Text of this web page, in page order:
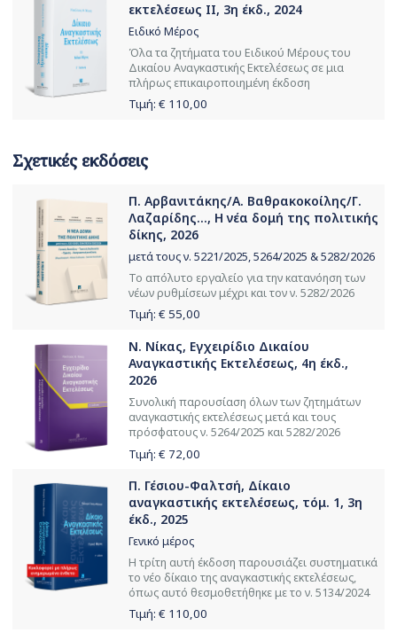
εκτελέσεως ΙΙ, 3η έκδ., 2024
Ειδικό Μέρος
Όλα τα ζητήματα του Ειδικού Μέρους του
Δικαίου Αναγκαστικής Εκτελέσεως σε μια
πλήρως επικαιροποιημένη έκδοση
Τιμή: € 110,00
Σχετικές εκδόσεις
Π. Αρβανιτάκης/Α. Βαθρακοκοίλης/Γ.
Λαζαρίδης..., Η νέα δομή της πολιτικής
δίκης, 2026
μετά τους ν. 5221/2025, 5264/2025 & 5282/2026
Το απόλυτο εργαλείο για την κατανόηση των
νέων ρυθμίσεων μέχρι και τον ν. 5282/2026
Τιμή: € 55,00
Ν. Νίκας, Εγχειρίδιο Δικαίου
Αναγκαστικής Εκτελέσεως, 4η έκδ.,
2026
Συνολική παρουσίαση όλων των ζητημάτων
αναγκαστικής εκτελέσεως μετά και τους
πρόσφατους ν. 5264/2025 και 5282/2026
Τιμή: € 72,00
Π. Γέσιου-Φαλτσή, Δίκαιο
αναγκαστικής εκτελέσεως, τόμ. 1, 3η
έκδ., 2025
Γενικό μέρος
Η τρίτη αυτή έκδοση παρουσιάζει συστηματικά
το νέο δίκαιο της αναγκαστικής εκτελέσεως,
όπως αυτό θεσμοθετήθηκε με το ν. 5134/2024
Τιμή: € 110,00